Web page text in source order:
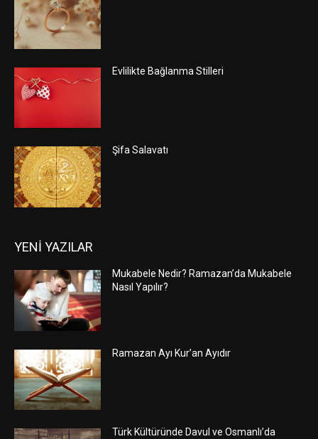
Evlilikte Bağlanma Stilleri
Şifa Salavatı
YENİ YAZILAR
Mukabele Nedir? Ramazan’da Mukabele
Nasıl Yapılır?
Ramazan Ayı Kur’an Ayıdır
Türk Kültüründe Davul ve Osmanlı’da